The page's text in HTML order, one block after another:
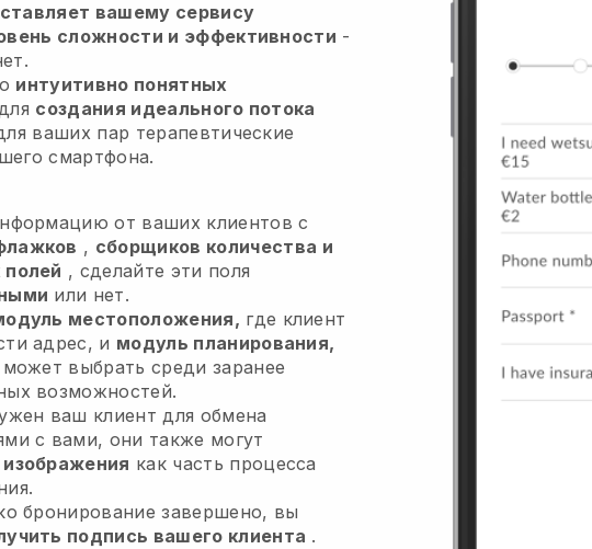
вашему сервису
сложности и эффективности -
интуитивно понятных
создания идеального потока
ваших пар терапевтические
смартфона.
от ваших клиентов с
, сборщиков количества и
, сделайте эти поля
или нет.
местоположения, где клиент
адрес, и модуль планирования,
может выбрать среди заранее
возможностей.
ваш клиент для обмена
с вами, они также могут
как часть процесса
бронирование завершено, вы
подпись вашего клиента .